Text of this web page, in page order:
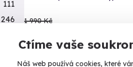
Ctíme vaše
Náš web používá cookies, které
1 990 Kč
111
246